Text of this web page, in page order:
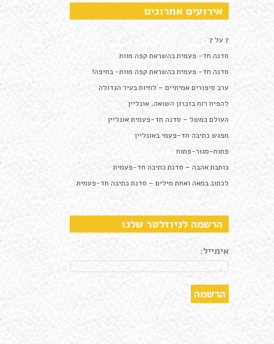
אירועים אחרונים
7 על 7
סדנה חד- פעמית בהשראת קפה מוות
סדנה חד- פעמית בהשראת קפה מוות- בחיפה!
ערב סיפורים אמיתיים – לחיות בעיר הגדולה
להפיח רוח בזכרון השואה, אונליין
העולם כמשל – סדנה חד-פעמית אונליין
מפגש כתיבה חד-פעמי באונליין
פתוח-סגור-פתוח
כותבת אהבה – סדנת כתיבה חד-פעמית
לכתוב במאה ואחת מילים – סדנת כתיבה חד-פעמית
הרשמה לניוזלטר שלנו
אימייל: